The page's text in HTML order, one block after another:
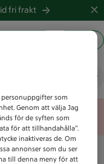
fri frakt
som
Genom att välja Jag
för de syften som
för att tillhandahålla”.
inaktiveras de. Om
annonser som du ser
till denna meny för att